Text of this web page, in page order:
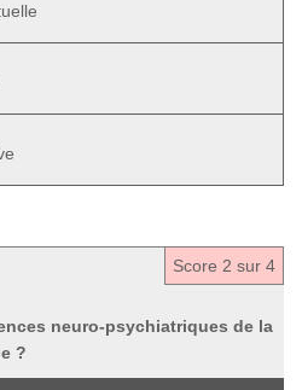
Score 2 sur 4
neuro-psychiatriques de la
?